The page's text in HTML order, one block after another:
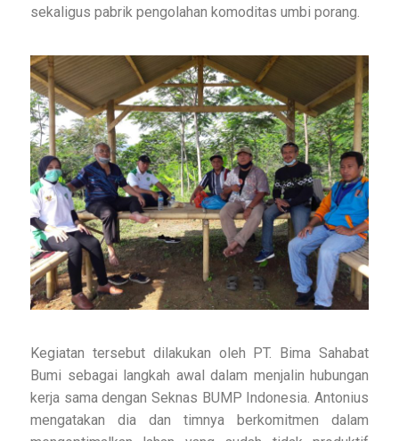
sekaligus pabrik pengolahan komoditas umbi porang.
Kegiatan tersebut dilakukan oleh PT. Bima Sahabat
Bumi sebagai langkah awal dalam menjalin hubungan
kerja sama dengan Seknas BUMP Indonesia. Antonius
mengatakan dia dan timnya berkomitmen dalam